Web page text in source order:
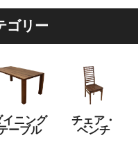
ゴリー
イニング
ーブル
チェア・
ベンチ